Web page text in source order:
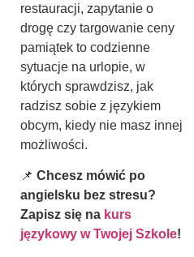
restauracji, zapytanie o
drogę czy targowanie ceny
pamiątek to codzienne
sytuacje na urlopie, w
których sprawdzisz, jak
radzisz sobie z językiem
obcym, kiedy nie masz innej
możliwości.
📌 Chcesz mówić po
angielsku bez stresu?
Zapisz się na kurs
językowy w Twojej Szkole!